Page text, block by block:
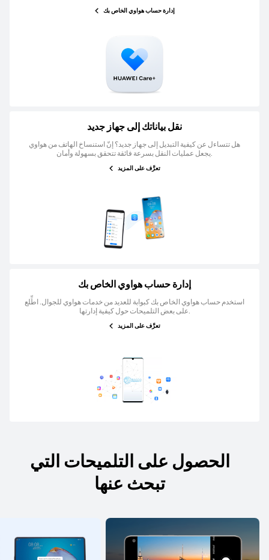
إدارة حساب هواوي الخاص بك
نقل بياناتك إلى جهاز جديد
هل تتساءل عن كيفية التبديل إلى جهاز جديد؟ إنّ استنساخ الهاتف من هواوي
يجعل عمليات النقل بسرعة فائقة تتحقق بسهولة وأمان.
تعرَّف على المزيد
إدارة حساب هواوي الخاص بك
استخدم حساب هواوي الخاص بك كبوابة للعديد من خدمات هواوي للجوال. اطِّلع
على بعض التلميحات حول كيفية إدارتها.
تعرَّف على المزيد
الحصول على التلميحات التي
تبحث عنها